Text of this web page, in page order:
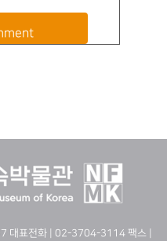
대표전화 | 02-3704-3114 팩스 |